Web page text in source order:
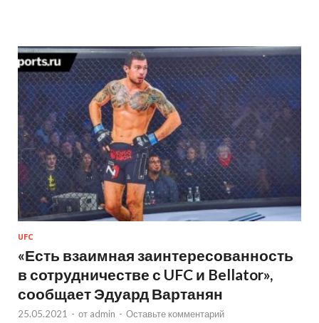
UFC
«Есть взаимная заинтересованность
в сотрудничестве с UFC и Bellator»,
сообщает Эдуард Вартанян
25.05.2021 - от admin - Оставьте комментарий